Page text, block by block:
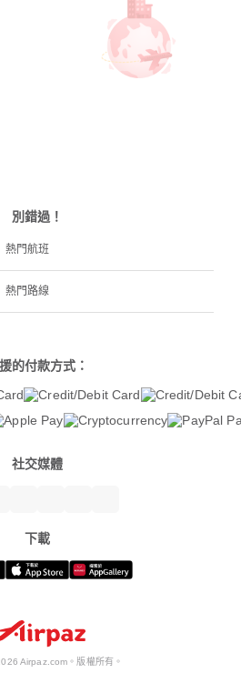
別錯過！
熱門航班
熱門路線
的付款方式：
社交媒體
下載
Airpaz.com。版權所有。